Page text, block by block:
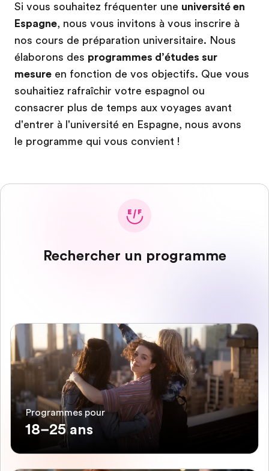
Si vous souhaitez fréquenter une université en
Espagne, nous vous invitons à vous inscrire à
nos cours de préparation universitaire. Nous
élaborons des programmes d’études sur
mesure en fonction de vos objectifs. Que vous
souhaitiez rafraîchir votre espagnol ou
consacrer plus de temps aux voyages avant
d'entrer à l'université en Espagne, nous avons
le programme qui vous convient !
Rechercher un programme
Programmes pour
18–25 ans